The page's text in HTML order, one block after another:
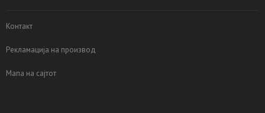
Контакт
Рекламација на производ
Мапа на сајтот